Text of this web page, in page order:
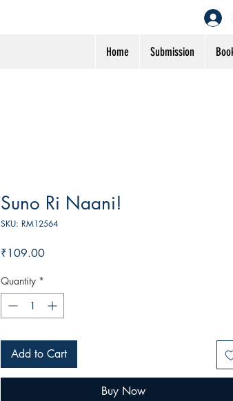
Home Submission
Suno Ri Naani!
SKU: RM12564
₹109.00Price
Quantity *
Add to Cart
Buy Now